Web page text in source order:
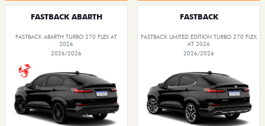
FASTBACK ABARTH
FASTBACK ABARTH TURBO 270 FLEX AT
2026
2026/2026
FASTBACK
FASTBACK LIMITED EDITION TURBO 270 FLEX
AT 2026
2026/2026